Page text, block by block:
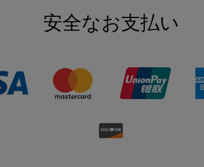
安全なお支払い